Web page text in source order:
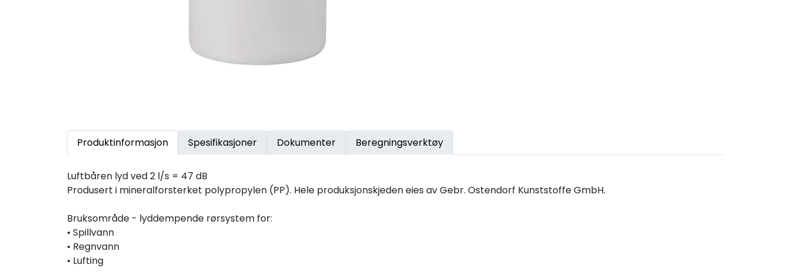
Produktinformasjon Spesifikasjoner Dokumenter Beregningsverktøy
Luftbåren lyd ved 2 l/s = 47 dB
Produsert i mineralforsterket polypropylen (PP). Hele produksjonskjeden eies av Gebr. Ostendorf Kunststoffe GmbH.
Bruksområde - lyddempende rørsystem for:
• Spillvann
• Regnvann
• Lufting